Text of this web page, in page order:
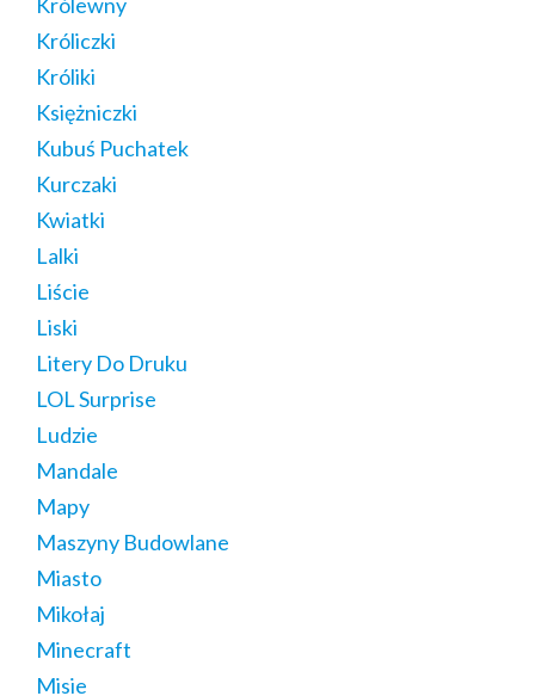
Króliczki
Króliki
Księżniczki
Kubuś Puchatek
Kurczaki
Kwiatki
Lalki
Liście
Liski
Litery Do Druku
LOL Surprise
Ludzie
Mandale
Mapy
Maszyny Budowlane
Miasto
Mikołaj
Minecraft
Misie